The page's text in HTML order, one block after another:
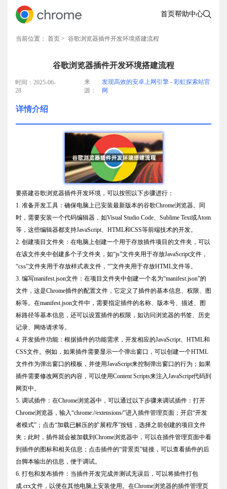
首页帮助中心
当前位置： 首页 > 谷歌浏览器插件开发环境搭建流程
谷歌浏览器插件开发环境搭建流程
时间：2025-06-
28
来
源：
发现高效的安卓上网引擎 - 彩虹探索站官
网
详情介绍
要搭建谷歌浏览器插件开发环境，可以按照以下步骤进行：
1. 准备开发工具：确保电脑上已安装最新版本的谷歌Chrome浏览器。同
时，需要安装一个代码编辑器，如Visual Studio Code、Sublime Text或Atom
等，这些编辑器都支持JavaScript、HTML和CSS等前端技术的开发。
2. 创建项目文件夹：在电脑上创建一个用于存放插件项目的文件夹，可以
在该文件夹中创建多个子文件夹，如“js”文件夹用于存放JavaScript文件，
“css”文件夹用于存放样式表文件，“”文件夹用于存放HTML文件等。
3. 编写manifest.json文件：在项目文件夹中创建一个名为“manifest.json”的
文件，这是Chrome插件的配置文件，它定义了插件的基本信息、权限、图
标等。在manifest.json文件中，需要指定插件的名称、版本号、描述、图
标路径等基本信息，还可以设置插件的权限，如访问浏览器的书签、历史
记录、网络请求等。
4. 开发插件功能：根据插件的功能需求，开发相应的JavaScript、HTML和
CSS文件。例如，如果插件需要显示一个弹出窗口，可以创建一个HTML
文件作为弹出窗口的模板，并使用JavaScript来控制弹出窗口的行为；如果
插件需要修改网页的内容，可以使用Content Scripts来注入JavaScript代码到
网页中。
5. 调试插件：在Chrome浏览器中，可以通过以下步骤来调试插件：打开
Chrome浏览器，输入“chrome://extensions/”进入插件管理页面；开启“开发
者模式”；点击“加载已解压的扩展程序”按钮，选择之前创建的项目文件
夹；此时，插件就会被加载到Chrome浏览器中，可以在插件管理页面中看
到插件的图标和相关信息；点击插件的“背景页”链接，可以查看插件的后
台脚本输出的信息，便于调试。
6. 打包和发布插件：当插件开发完成并测试无误后，可以将插件打包
成.crx文件，以便在其他电脑上安装使用。在Chrome浏览器的插件管理页